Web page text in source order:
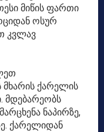
მიწის ფართი
ოსურ
კვლავ
ქარელის
მდებარეობს
ნაპირზე,
ქარელიდან